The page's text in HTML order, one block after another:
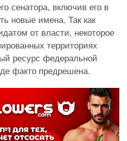
сенатора, включив его в
новые имена. Так как
от власти, некоторое
территориях
ресурс федеральной
факто предрешена.